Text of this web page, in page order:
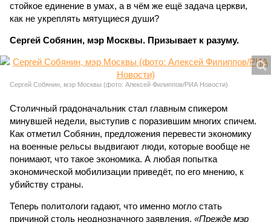
стойкое единение в умах, а в чём же ещё задача церкви,
как не укреплять мятущиеся души?
Сергей Собянин, мэр Москвы. Призывает к разуму.
Сергей Собянин, мэр Москвы (фото: Алексей Филиппов/РИА Новости)
Столичный градоначальник стал главным спикером
минувшей недели, выступив с поразившим многих спичем.
Как отметил Собянин, предложения перевести экономику
на военные рельсы выдвигают люди, которые вообще не
понимают, что такое экономика. А любая попытка
экономической мобилизации приведёт, по его мнению, к
убийству страны.
Теперь политологи гадают, что именно могло стать
причиной столь неоднозначного заявления. «Прежде мэр